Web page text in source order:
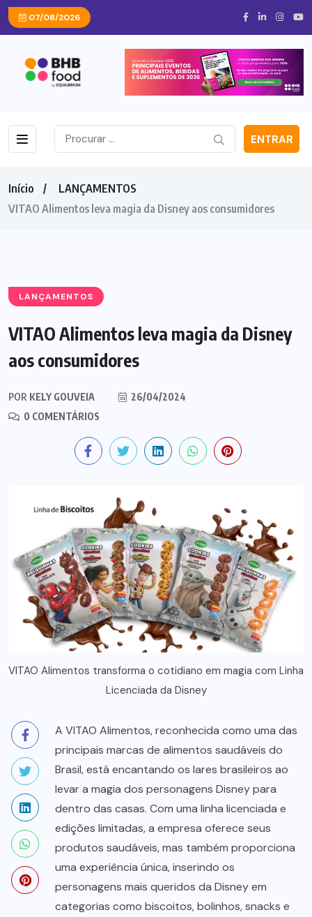
07/08/2026
ENTRAR
Início
LANÇAMENTOS
VITAO Alimentos leva magia da Disney aos consumidores
LANÇAMENTOS
VITAO Alimentos leva magia da Disney
aos consumidores
POR KELY GOUVEIA
26/04/2024
0 COMENTÁRIOS
VITAO Alimentos transforma o cotidiano em magia com Linha
Licenciada da Disney
A VITAO Alimentos, reconhecida como uma das
principais marcas de alimentos saudáveis do
Brasil, está encantando os lares brasileiros ao
levar a magia dos personagens Disney para
dentro das casas. Com uma linha licenciada e
edições limitadas, a empresa oferece seus
produtos saudáveis, mas também proporciona
uma experiência única, inserindo os
personagens mais queridos da Disney em
categorias como biscoitos, bolinhos, snacks e